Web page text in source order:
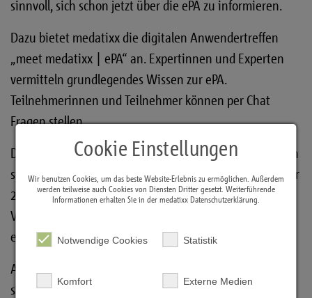
sinnvoll, sich schon jetzt über die ePA zu informieren.
Dazu bietet medatixx die digitalen Anwendertreffen
„meet medatixx | ePA“ an. Expertinnen und Experten
vermitteln grundlegendes Wissen zur ePA.
Teilnehmerinnen und Teilnehmer können per Chat
Fragen stellen.
Die Termine für die nächsten digitalen Anwendertreffen
sind Mittwoch, 27. November und Freitag, 29. November
2024, jeweils von 14.00 Uhr bis 15.00 Uhr. Die
Veranstaltung ist kostenfrei, eine Anmeldung ist nicht
erforderlich.
Alle Informationen sowie der Link zur Veranstaltung
sind zu finden auf
meet.medatixx.de.
Cookie Einstellungen
Wir benutzen Cookies, um das beste Website-Erlebnis zu ermöglichen. Außerdem
werden teilweise auch Cookies von Diensten Dritter gesetzt. Weiterführende
Informationen erhalten Sie in der medatixx Datenschutzerklärung
Notwendige Cookies Statistik
Komfort Externe Medien